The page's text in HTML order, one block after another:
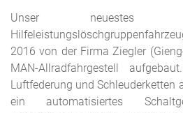
Unser neuestes
2016 von der Firma Ziegler
MAN-Allradfahrgestell
Luftfederung und Schleuderketten
ein automatisiertes